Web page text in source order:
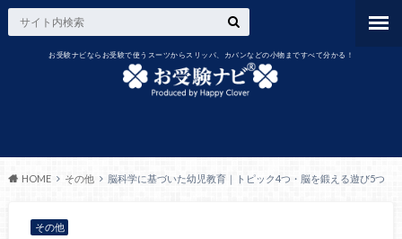
お受験ナビならお受験で使うスーツからスリッパ、カバンなどの小物まですべて分かる！
HOME その他 脳科学に基づいた幼児教育｜トピック4つ・脳を鍛える遊び5つ
その他